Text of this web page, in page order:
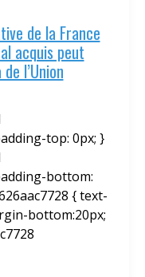
de la France
acquis peut
l’Union
top: 0px; }
bottom:
{ text-
bottom:20px;